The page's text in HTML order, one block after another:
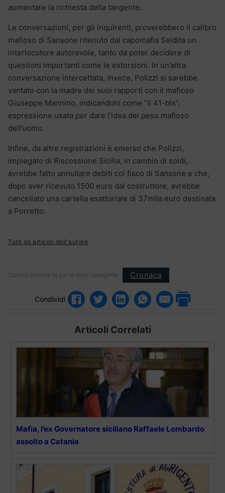
aumentare la richiesta della tangente.
Le conversazioni, per gli inquirenti, proverebbero il calibro
mafioso di Sansone ritenuto dal capomafia Seidita un
interlocutore autorevole, tanto da poter decidere di
questioni importanti come le estorsioni. In un’altra
conversazione intercettata, invece, Polizzi si sarebbe
vantato con la madre dei suoi rapporti con il mafioso
Giuseppe Mannino, indicandolo come “il 41-bis”,
espressione usata per dare l’idea del peso mafioso
dell’uomo.
Infine, da altre registrazioni è emerso che Polizzi,
impiegato di Riscossione Sicilia, in cambio di soldi,
avrebbe fatto annullare debiti col fisco di Sansone e che,
dopo aver ricevuto 1500 euro dal costruttore, avrebbe
cancellato una cartella esattoriale di 37mila euro destinata
a Porretto.
Tutti gli articoli dell'autore
Questo articolo fa parte delle categorie: Cronaca
Condividi
Articoli Correlati
Mafia, l’ex Governatore siciliano Raffaele Lombardo
assolto a Catania